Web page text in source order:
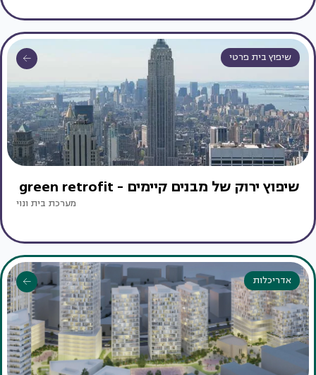
שיפוץ בית פרטי
שיפוץ ירוק של מבנים קיימים - green retrofit
מערכת בית ונוי
אדריכלות